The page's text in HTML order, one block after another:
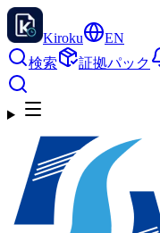
Kiroku
EN
検索
証拠パック